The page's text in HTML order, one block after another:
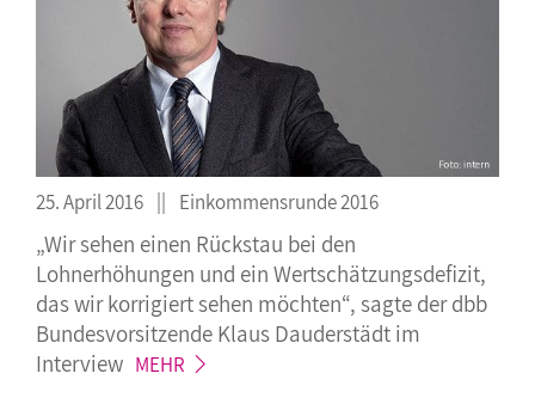
25. April 2016 Einkommensrunde 2016
„Wir sehen einen Rückstau bei den
Lohnerhöhungen und ein Wertschätzungsdefizit,
das wir korrigiert sehen möchten“, sagte der dbb
Bundesvorsitzende Klaus Dauderstädt im
Interview MEHR